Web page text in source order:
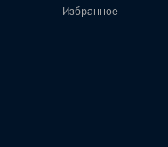
Избранное